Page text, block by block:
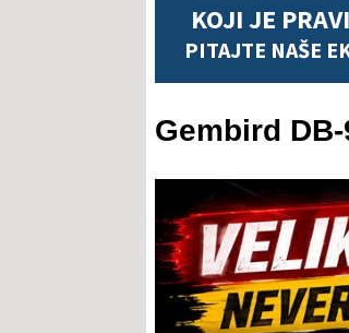
KOJI JE
PITAJTE NAŠE
Gembird